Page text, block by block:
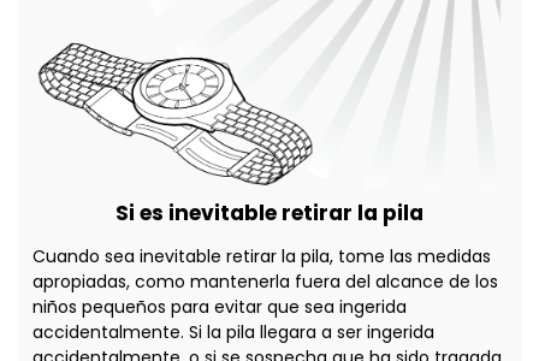
Si es inevitable retirar la pila
Cuando sea inevitable retirar la pila, tome las medidas
apropiadas, como mantenerla fuera del alcance de los
niños pequeños para evitar que sea ingerida
accidentalmente. Si la pila llegara a ser ingerida